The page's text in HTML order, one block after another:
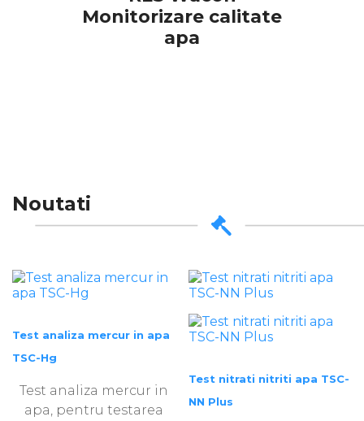
Monitorizare calitate
apa
Noutati
Test analiza mercur in apa
TSC-Hg
Test analiza mercur in
apa, pentru testarea
Test nitrati nitriti apa TSC-
NN Plus